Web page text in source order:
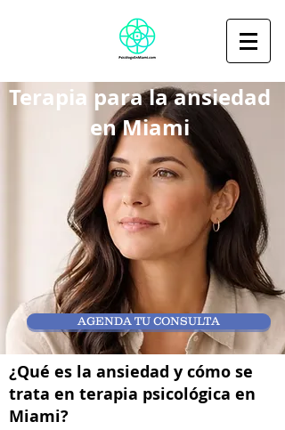
Terapia para la ansiedad
en Miami
AGENDA TU CONSULTA
¿Qué es la ansiedad y cómo se
trata en terapia psicológica en
Miami?